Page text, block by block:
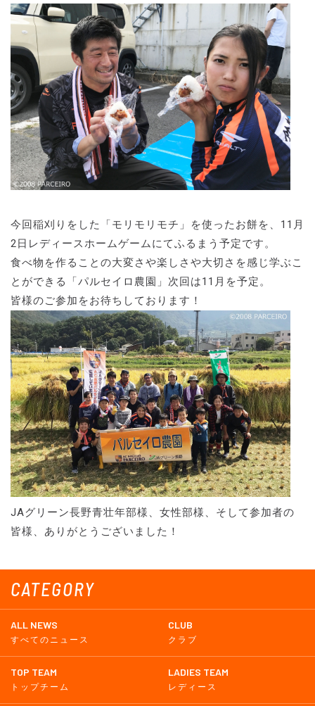
CATEGORY
ALL NEWS
すべてのニュース
CLUB
クラブ
TOP TEAM
トップチーム
LADIES TEAM
レディース
今回稲刈りをした「モリモリモチ」を使ったお餅を、11月
2日レディースホームゲームにてふるまう予定です。
食べ物を作ることの大変さや楽しさや大切さを感じ学ぶこ
とができる「パルセイロ農園」次回は11月を予定。
皆様のご参加をお待ちしております！
JAグリーン長野青壮年部様、女性部様、そして参加者の
皆様、ありがとうございました！